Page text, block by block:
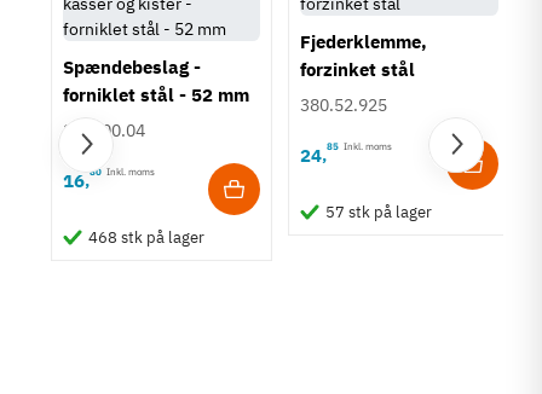
Spændebeslag -
forniklet stål - 52 mm
2.04.00.04
16,80 Inkl. moms
468 stk på lager
Fjederklemme,
forzinket stål
380.52.925
24,85 Inkl. moms
57 stk på lager